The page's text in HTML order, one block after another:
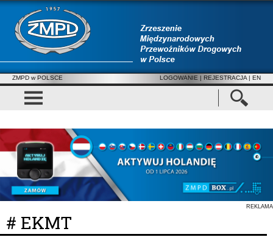
ZMPD w POLSCE LOGOWANIE | REJESTRACJA | EN
REKLAMA
# EKMT